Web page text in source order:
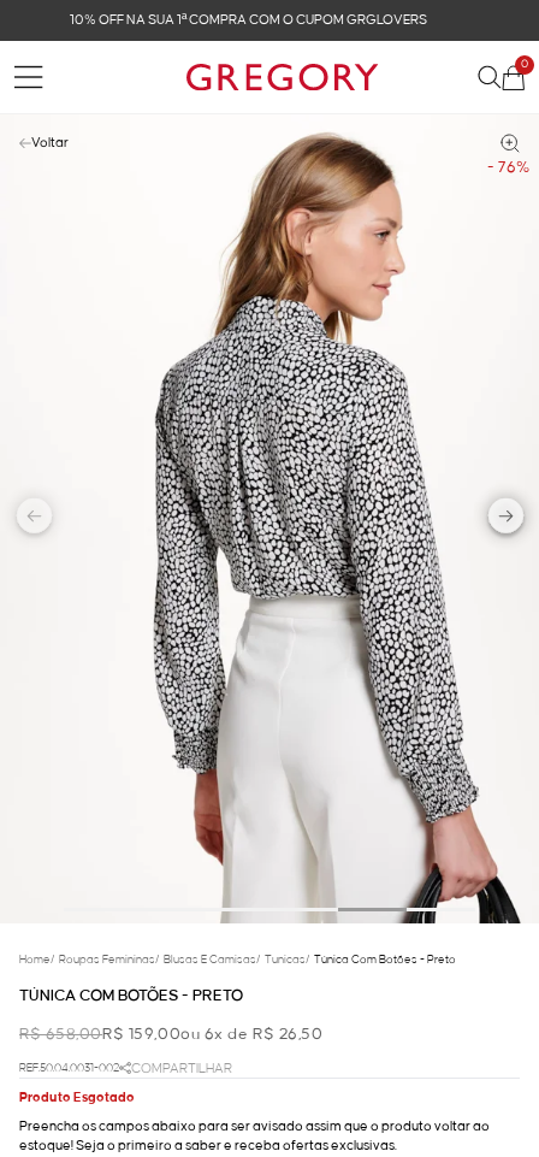
FRETE GRÁTIS NAS COMPRAS ACIMA DE R$ 899
0
- 76%
Voltar
Home/ Roupas Femininas/ Blusas E Camisas/ Tunicas/ Túnica Com Botões - Preto
TÚNICA COM BOTÕES - PRETO
R$ 658,00R$ 159,00ou 6x de R$ 26,50
REF.50.04.0031-002
COMPARTILHAR
Produto Esgotado
Preencha os campos abaixo para ser avisado assim que o produto voltar ao
estoque! Seja o primeiro a saber e receba ofertas exclusivas.